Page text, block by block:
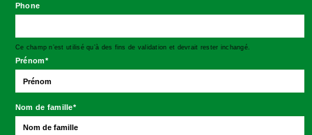
Phone
Ce champ n’est utilisé qu’à des fins de validation et devrait rester inchangé.
Prénom*
Nom de famille*